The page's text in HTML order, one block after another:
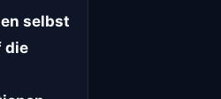
selbst
die